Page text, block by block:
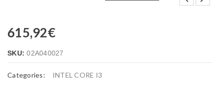
615,92€
SKU:02A040027
Categories: INTEL CORE I3